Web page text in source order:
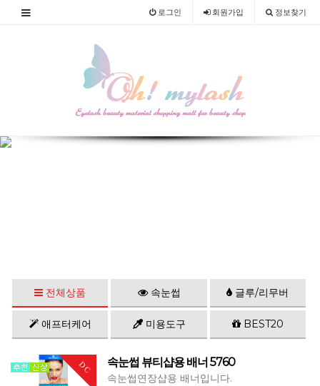
로그인 회원가입 정보찾기
전체상품 속눈썹 글루/리무버
애프터케어 미용도구 BEST20
DC 속눈썹 뷰티샵용 배너 5760
속눈썹연장샵용 배너입니다.